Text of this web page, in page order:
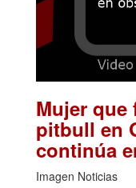
Mujer que
pitbull en
continúa
Imagen Noticias